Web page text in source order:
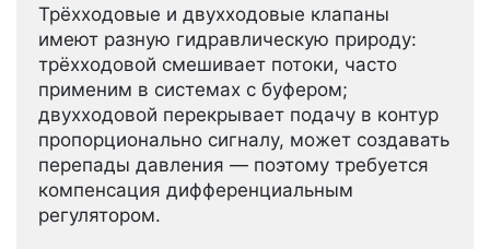
Трёхходовые и двухходовые клапаны
имеют разную гидравлическую природу:
трёхходовой смешивает потоки, часто
применим в системах с буфером;
двухходовой перекрывает подачу в контур
пропорционально сигналу, может создавать
перепады давления — поэтому требуется
компенсация дифференциальным
регулятором.